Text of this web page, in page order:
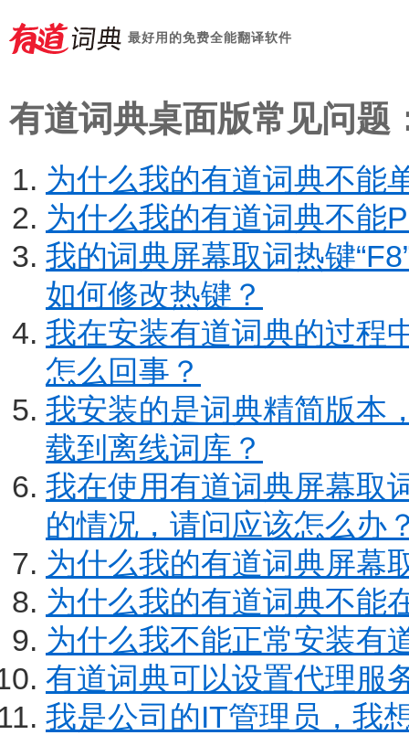
最好用的免费全能翻译软件
有道词典桌面版常见问题
为什么我的有道词典不能
为什么我的有道词典不能
我的词典屏幕取词热键
如何修改热键？
我在安装有道词典的过程
怎么回事？
我安装的是词典精简版本
载到离线词库？
我在使用有道词典屏幕取
的情况，请问应该怎么办
为什么我的有道词典屏幕
为什么我的有道词典不能
为什么我不能正常安装有
有道词典可以设置代理服
我是公司的IT管理员，我